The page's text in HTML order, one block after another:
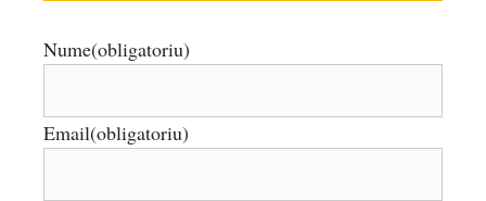
Nume(obligatoriu)
Email(obligatoriu)